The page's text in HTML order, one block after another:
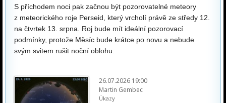
S příchodem noci pak začnou být pozorovatelné meteory
z meteorického roje Perseid, který vrcholí právě ze středy 12.
na čtvrtek 13. srpna. Roj bude mít ideální pozorovací
podmínky, protože Měsíc bude krátce po novu a nebude
svým svitem rušit noční oblohu.
26.07.2026 19:00
Martin Gembec
Úkazy